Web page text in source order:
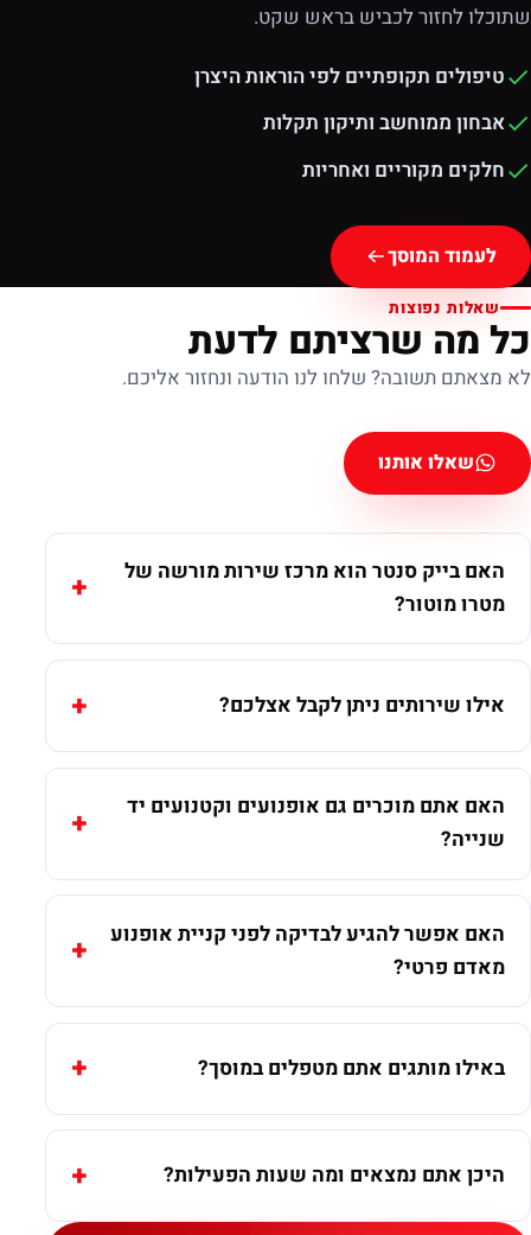
שתוכלו לחזור לכביש בראש שקט.
טיפולים תקופתיים לפי הוראות היצרן
אבחון ממוחשב ותיקון תקלות
חלקים מקוריים ואחריות
לעמוד המוסך
שאלות נפוצות
כל מה שרציתם לדעת
לא מצאתם תשובה? שלחו לנו הודעה ונחזור אליכם.
שאלו אותנו
האם בייק סנטר הוא מרכז שירות מורשה של
מטרו מוטור?
אילו שירותים ניתן לקבל אצלכם?
האם אתם מוכרים גם אופנועים וקטנועים יד
שנייה?
האם אפשר להגיע לבדיקה לפני קניית אופנוע
מאדם פרטי?
באילו מותגים אתם מטפלים במוסך?
היכן אתם נמצאים ומה שעות הפעילות?